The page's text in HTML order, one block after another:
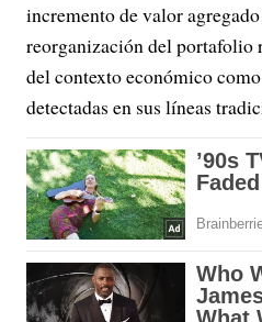
incremento de valor
reorganización del portafolio
del contexto económico
detectadas en sus líneas